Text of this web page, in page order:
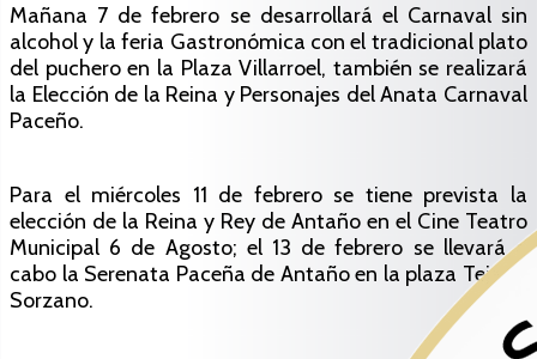
Mañana 7 de febrero se desarrollará el Carnaval sin
alcohol y la feria Gastronómica con el tradicional plato
del puchero en la Plaza Villarroel, también se realizará
la Elección de la Reina y Personajes del Anata Carnaval
Paceño.
Para el miércoles 11 de febrero se tiene prevista la
elección de la Reina y Rey de Antaño en el Cine Teatro
Municipal 6 de Agosto; el 13 de febrero se llevará a
cabo la Serenata Paceña de Antaño en la plaza Tejada
Sorzano.